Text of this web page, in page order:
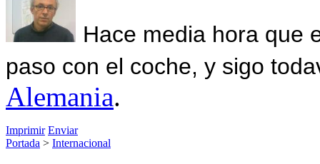
Hace media hora que
paso con el coche, y sigo
Alemania.
Imprimir Enviar
Portada > Internacional